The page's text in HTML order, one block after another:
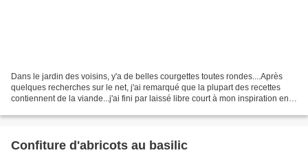
Dans le jardin des voisins, y'a de belles courgettes toutes rondes....Après
quelques recherches sur le net, j'ai remarqué que la plupart des recettes
contiennent de la viande...j'ai fini par laissé libre court à mon inspiration en
Confiture d'abricots au basilic